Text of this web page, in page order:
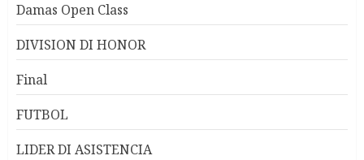
Damas Open Class
DIVISION DI HONOR
Final
FUTBOL
LIDER DI ASISTENCIA